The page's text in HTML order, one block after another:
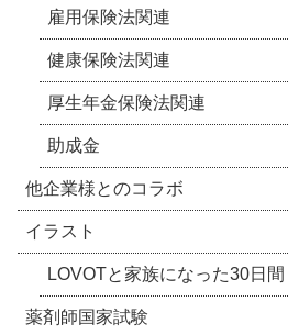
雇用保険法関連
健康保険法関連
厚生年金保険法関連
助成金
他企業様とのコラボ
イラスト
LOVOTと家族になった30日間
薬剤師国家試験